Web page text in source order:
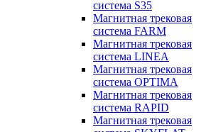
система S35
Магнитная трековая
система FARM
Магнитная трековая
система LINEA
Магнитная трековая
система OPTIMA
Магнитная трековая
система RAPID
Магнитная трековая